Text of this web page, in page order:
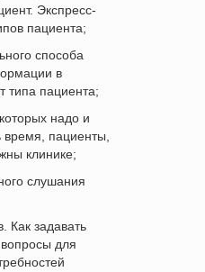
Экспресс-
пациента;
способа
в
типа пациента;
надо и
время, пациенты,
клинике;
слушания
Как задавать
для